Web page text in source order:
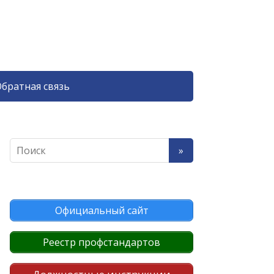
связь
Официальный сайт
Реестр профстандартов